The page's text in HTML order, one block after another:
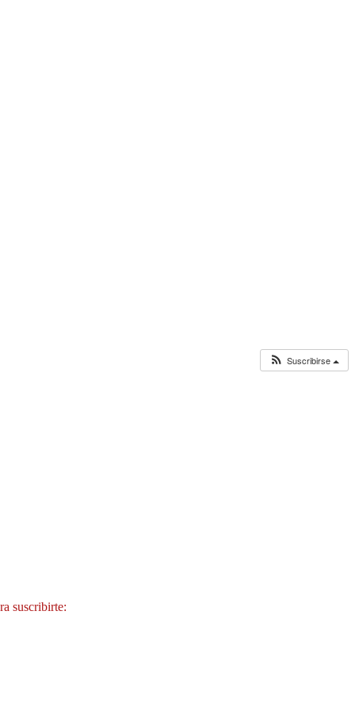
Suscribirse
suscribirte: